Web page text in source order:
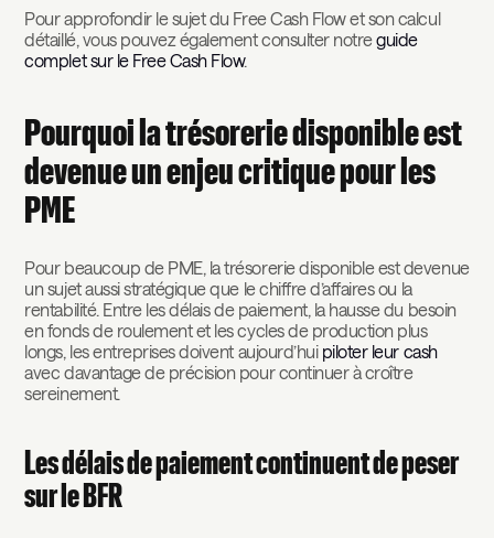
Pour approfondir le sujet du Free Cash Flow et son calcul
détaillé, vous pouvez également consulter notreguide
complet sur le Free Cash Flow.
Pourquoi la trésorerie disponible est
devenue un enjeu critique pour les
PME
Pour beaucoup de PME, la trésorerie disponible est devenue
un sujet aussi stratégique que le chiffre d’affaires ou la
rentabilité. Entre les délais de paiement, la hausse du besoin
en fonds de roulement et les cycles de production plus
longs, les entreprises doivent aujourd’hui piloter leur cash
avec davantage de précision pour continuer à croître
sereinement.
Les délais de paiement continuent de peser
sur le BFR